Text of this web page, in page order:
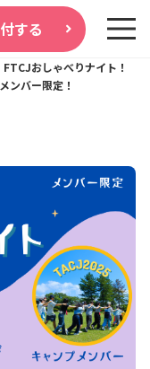
する
FTCJおしゃべりナイト！
ンバー限定！